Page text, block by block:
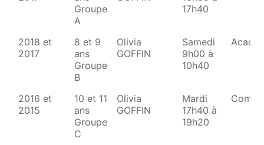
Groupe
A
17h40
2018 et
2017
8 et 9
ans
Groupe
B
Olivia
GOFFIN
Samedi
9h00 à
10h40
2016 et
2015
10 et 11
ans
Groupe
C
Olivia
GOFFIN
Mardi
17h40 à
19h20